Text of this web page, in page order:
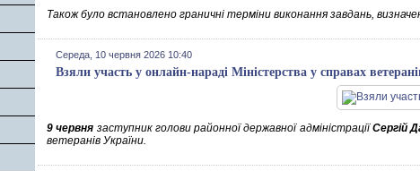
Також було встановлено граничні терміни виконання завдань,
Середа, 10 червня 2026 10:40
Взяли участь у онлайн-нараді Міністерства у справах
9 червня заступник голови районної державної адміністраціїСергій
ветеранів України.